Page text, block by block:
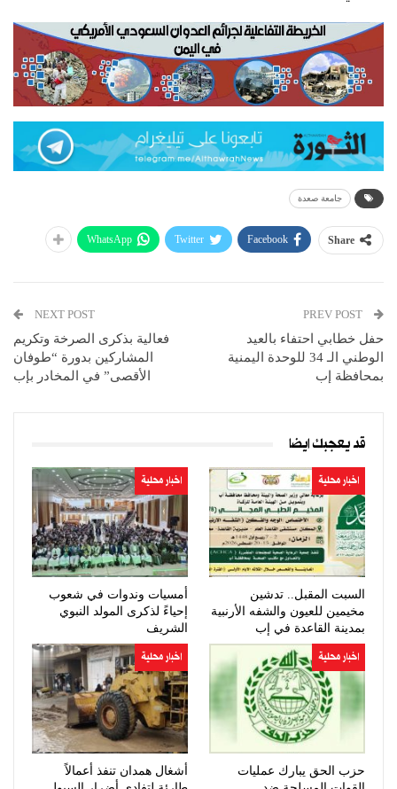
جامعة صعدة
Share
Facebook
Twitter
WhatsApp
حفل خطابي احتفاء بالعيد
الوطني الـ 34 للوحدة اليمنية
بمحافظة إب
NEXT POST
فعالية بذكرى الصرخة وتكريم
المشاركين بدورة “طوفان
الأقصى” في المخادر بإب
قد يعجبك ايضا
اخبار محلية
السبت المقبل.. تدشين
مخيمين للعيون والشفه الأرنبية
بمدينة القاعدة في إب
اخبار محلية
أمسيات وندوات في شعوب
إحياءً لذكرى المولد النبوي
الشريف
اخبار محلية
حزب الحق يبارك عمليات
اخبار محلية
أشغال همدان تنفذ أعمالاً